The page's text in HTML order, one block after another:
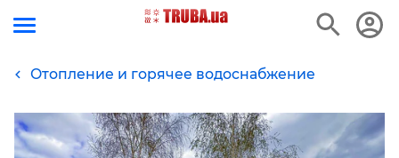
Отопление и горячее водоснабжение